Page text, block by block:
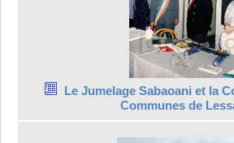
Le Jumelage Sabaoani et la
Communes de